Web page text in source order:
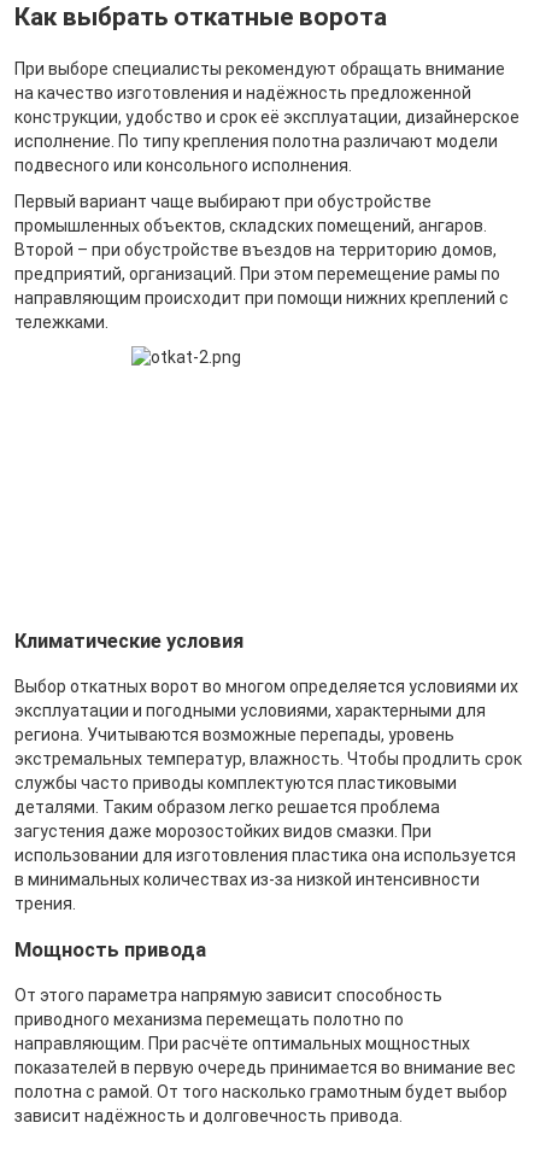
Как выбрать откатные ворота
При выборе специалисты рекомендуют обращать внимание
на качество изготовления и надёжность предложенной
конструкции, удобство и срок её эксплуатации, дизайнерское
исполнение. По типу крепления полотна различают модели
подвесного или консольного исполнения.
Первый вариант чаще выбирают при обустройстве
промышленных объектов, складских помещений, ангаров.
Второй – при обустройстве въездов на территорию домов,
предприятий, организаций. При этом перемещение рамы по
направляющим происходит при помощи нижних креплений с
тележками.
Климатические условия
Выбор откатных ворот во многом определяется условиями их
эксплуатации и погодными условиями, характерными для
региона. Учитываются возможные перепады, уровень
экстремальных температур, влажность. Чтобы продлить срок
службы часто приводы комплектуются пластиковыми
деталями. Таким образом легко решается проблема
загустения даже морозостойких видов смазки. При
использовании для изготовления пластика она используется
в минимальных количествах из-за низкой интенсивности
трения.
Мощность привода
От этого параметра напрямую зависит способность
приводного механизма перемещать полотно по
направляющим. При расчёте оптимальных мощностных
показателей в первую очередь принимается во внимание вес
полотна с рамой. От того насколько грамотным будет выбор
зависит надёжность и долговечность привода.